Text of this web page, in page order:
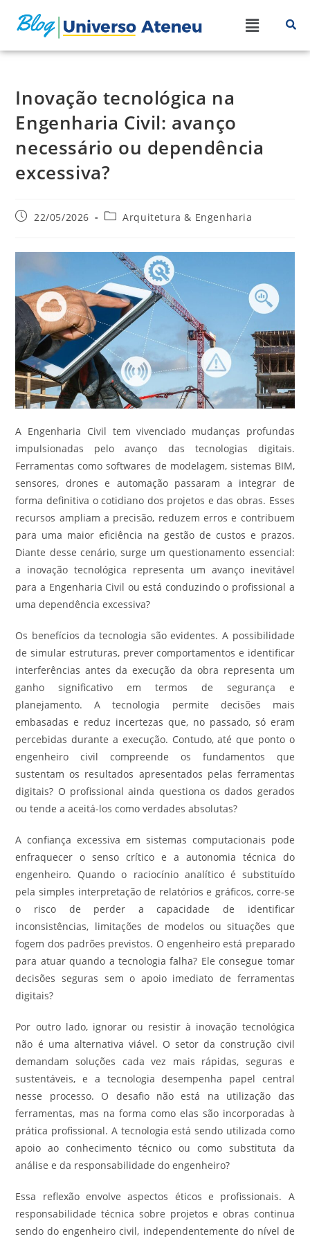
Inovação tecnológica na
Engenharia Civil: avanço
necessário ou dependência
excessiva?
22/05/2026 Arquitetura & Engenharia
A Engenharia Civil tem vivenciado mudanças profundas
impulsionadas pelo avanço das tecnologias digitais.
Ferramentas como softwares de modelagem, sistemas BIM,
sensores, drones e automação passaram a integrar de
forma definitiva o cotidiano dos projetos e das obras. Esses
recursos ampliam a precisão, reduzem erros e contribuem
para uma maior eficiência na gestão de custos e prazos.
Diante desse cenário, surge um questionamento essencial:
a inovação tecnológica representa um avanço inevitável
para a Engenharia Civil ou está conduzindo o profissional a
uma dependência excessiva?
Os benefícios da tecnologia são evidentes. A possibilidade
de simular estruturas, prever comportamentos e identificar
interferências antes da execução da obra representa um
ganho significativo em termos de segurança e
planejamento. A tecnologia permite decisões mais
embasadas e reduz incertezas que, no passado, só eram
percebidas durante a execução. Contudo, até que ponto o
engenheiro civil compreende os fundamentos que
sustentam os resultados apresentados pelas ferramentas
digitais? O profissional ainda questiona os dados gerados
ou tende a aceitá-los como verdades absolutas?
A confiança excessiva em sistemas computacionais pode
enfraquecer o senso crítico e a autonomia técnica do
engenheiro. Quando o raciocínio analítico é substituído
pela simples interpretação de relatórios e gráficos, corre-se
o risco de perder a capacidade de identificar
inconsistências, limitações de modelos ou situações que
fogem dos padrões previstos. O engenheiro está preparado
para atuar quando a tecnologia falha? Ele consegue tomar
decisões seguras sem o apoio imediato de ferramentas
digitais?
Por outro lado, ignorar ou resistir à inovação tecnológica
não é uma alternativa viável. O setor da construção civil
demandam soluções cada vez mais rápidas, seguras e
sustentáveis, e a tecnologia desempenha papel central
nesse processo. O desafio não está na utilização das
ferramentas, mas na forma como elas são incorporadas à
prática profissional. A tecnologia está sendo utilizada como
apoio ao conhecimento técnico ou como substituta da
análise e da responsabilidade do engenheiro?
Essa reflexão envolve aspectos éticos e profissionais. A
responsabilidade técnica sobre projetos e obras continua
sendo do engenheiro civil, independentemente do nível de